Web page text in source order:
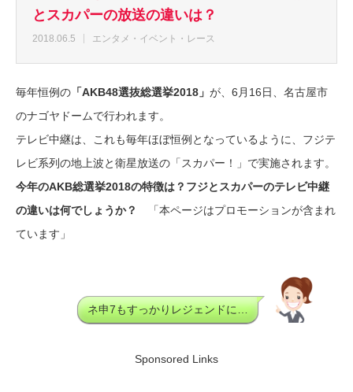
とスカパーの放送の違いは？
2018.06.5 エンタメ・イベント・レース
毎年恒例の 「AKB48選抜総選挙2018」 が、6月16日、名古屋市
のナゴヤドームで行われます。
テレビ中継は、これも毎年ほぼ恒例となっているように、フジテ
レビ系列の地上波と衛星放送の「スカパー！」で実施されます。
今年のAKB総選挙2018の特徴は？フジとスカパーのテレビ中継
の違いは何でしょうか？
「本ページはプロモーションが含まれ
ています」
ネ申7もすっかりレジェンドに…
Sponsored Links